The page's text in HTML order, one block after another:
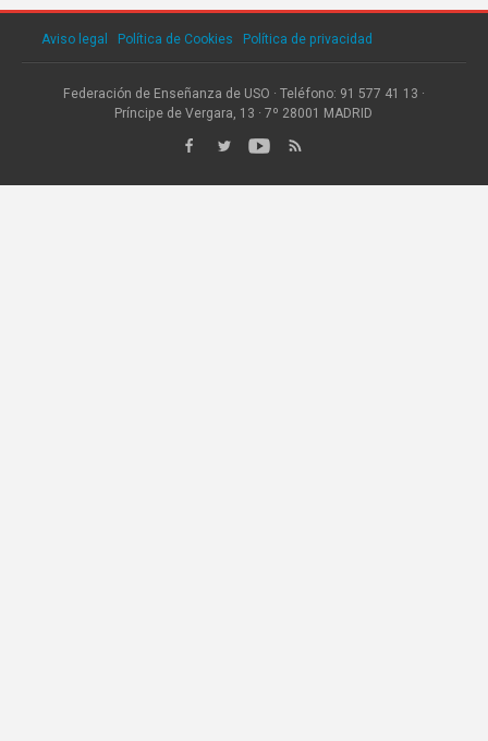
Aviso legal Política de Cookies Política de privacidad
Federación de Enseñanza de USO · Teléfono: 91 577 41 13 ·
Príncipe de Vergara, 13 · 7º 28001 MADRID